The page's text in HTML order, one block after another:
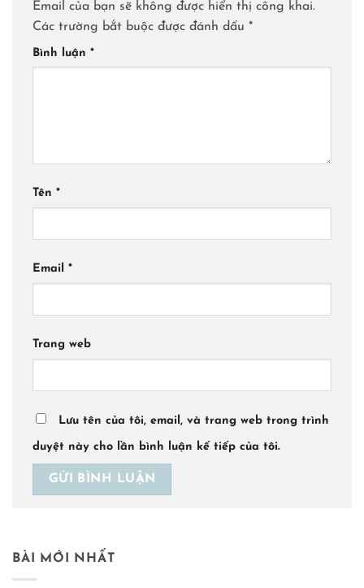
Email của bạn sẽ không được hiển thị công khai.
Các trường bắt buộc được đánh dấu *
Bình luận *
Tên *
Email *
Trang web
Lưu tên của tôi, email, và trang web trong trình
duyệt này cho lần bình luận kế tiếp của tôi.
BÀI MỚI NHẤT